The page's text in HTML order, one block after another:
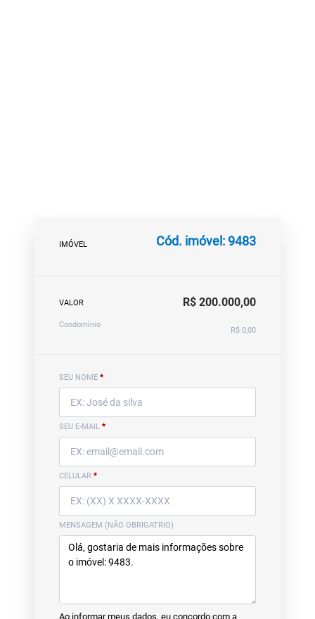
IMÓVEL Cód. imóvel: 9483
VALOR R$ 200.000,00
Condomínio
R$ 0,00
SEU NOME *
SEU E-MAIL *
CELULAR *
MENSAGEM (NÃO OBRIGATRIO)
Ao informar meus dados, eu concordo com a